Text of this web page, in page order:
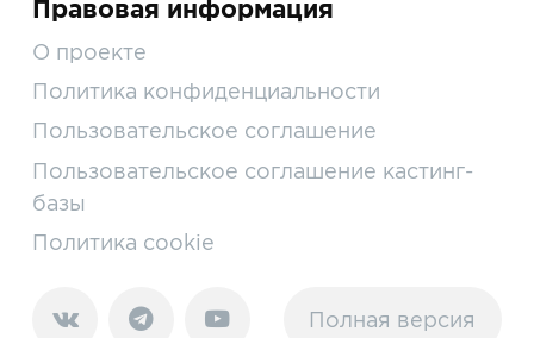
Правовая информация
О проекте
Политика конфиденциальности
Пользовательское соглашение
Пользовательское соглашение кастинг-
базы
Политика cookie
Полная версия